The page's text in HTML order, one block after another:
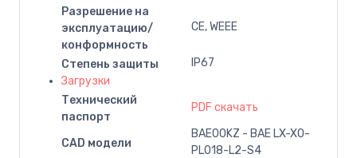
Разрешение на
эксплуатацию/
конформность
CE, WEEE
Степень защиты
IP67
Загрузки
Технический
паспорт
PDF скачать
CAD модели
BAE00KZ - BAE LX-XO-
PL018-L2-S4